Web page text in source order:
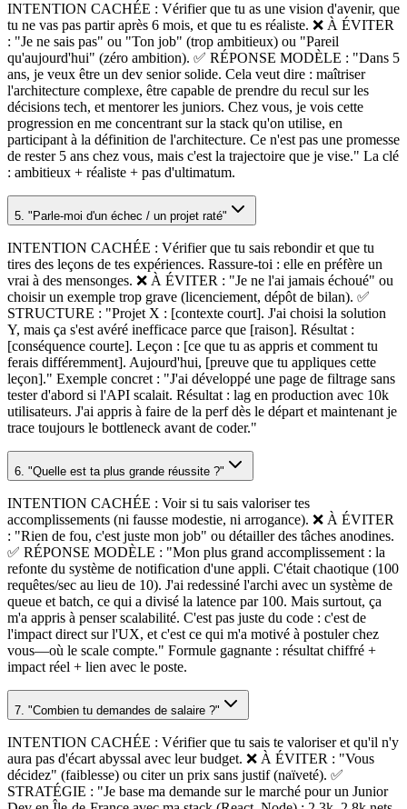
INTENTION CACHÉE : Vérifier que tu as une vision d'avenir, que
tu ne vas pas partir après 6 mois, et que tu es réaliste. ❌ À ÉVITER
: "Je ne sais pas" ou "Ton job" (trop ambitieux) ou "Pareil
qu'aujourd'hui" (zéro ambition). ✅ RÉPONSE MODÈLE : "Dans 5
ans, je veux être un dev senior solide. Cela veut dire : maîtriser
l'architecture complexe, être capable de prendre du recul sur les
décisions tech, et mentorer les juniors. Chez vous, je vois cette
progression en me concentrant sur la stack qu'on utilise, en
participant à la définition de l'architecture. Ce n'est pas une promesse
de rester 5 ans chez vous, mais c'est la trajectoire que je vise." La clé
: ambitieux + réaliste + pas d'ultimatum.
5. "Parle-moi d'un échec / un projet raté"
INTENTION CACHÉE : Vérifier que tu sais rebondir et que tu
tires des leçons de tes expériences. Rassure-toi : elle en préfère un
vrai à des mensonges. ❌ À ÉVITER : "Je ne l'ai jamais échoué" ou
choisir un exemple trop grave (licenciement, dépôt de bilan). ✅
STRUCTURE : "Projet X : [contexte court]. J'ai choisi la solution
Y, mais ça s'est avéré inefficace parce que [raison]. Résultat :
[conséquence courte]. Leçon : [ce que tu as appris et comment tu
ferais différemment]. Aujourd'hui, [preuve que tu appliques cette
leçon]." Exemple concret : "J'ai développé une page de filtrage sans
tester d'abord si l'API scalait. Résultat : lag en production avec 10k
utilisateurs. J'ai appris à faire de la perf dès le départ et maintenant je
trace toujours le bottleneck avant de coder."
6. "Quelle est ta plus grande réussite ?"
INTENTION CACHÉE : Voir si tu sais valoriser tes
accomplissements (ni fausse modestie, ni arrogance). ❌ À ÉVITER
: "Rien de fou, c'est juste mon job" ou détailler des tâches anodines.
✅ RÉPONSE MODÈLE : "Mon plus grand accomplissement : la
refonte du système de notification d'une appli. C'était chaotique (100
requêtes/sec au lieu de 10). J'ai redessiné l'archi avec un système de
queue et batch, ce qui a divisé la latence par 100. Mais surtout, ça
m'a appris à penser scalabilité. C'est pas juste du code : c'est de
l'impact direct sur l'UX, et c'est ce qui m'a motivé à postuler chez
vous—où le scale compte." Formule gagnante : résultat chiffré +
impact réel + lien avec le poste.
7. "Combien tu demandes de salaire ?"
INTENTION CACHÉE : Vérifier que tu sais te valoriser et qu'il n'y
aura pas d'écart abyssal avec leur budget. ❌ À ÉVITER : "Vous
décidez" (faiblesse) ou citer un prix sans justif (naïveté). ✅
STRATÉGIE : "Je base ma demande sur le marché pour un Junior